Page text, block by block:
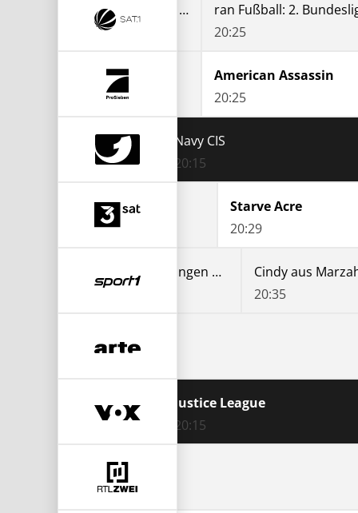
ran Fußball: 2. Bundesliga Eröffnungsspiel VfL Bochum - Hertha BSC - 1. Halbzeit
20:25
American Assassin
20:25
Navy CIS
20:15
ZIB 2
20:00
Starve Acre
20:29
Cindy aus Marzahn & die jungen Wilden
20:35
Justice League
20:15